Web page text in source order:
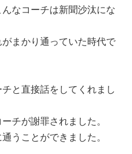
なコーチは新聞沙汰にな
まかり通っていた時代で
と直接話をしてくれまし
チが謝罪されました。
うことができました。